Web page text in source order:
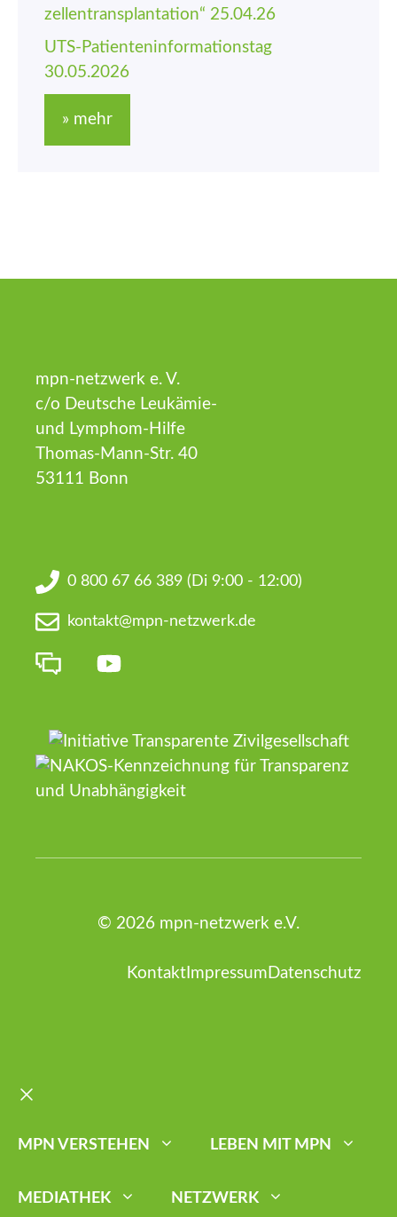
zellen­trans­plantation“ 25.04.26
UTS-Patienten­informations­tag
30.05.2026
» mehr
mpn-netzwerk e. V.
c/o Deutsche Leukämie-
und Lymphom-Hilfe
Thomas-Mann-Str. 40
53111 Bonn
0 800 67 66 389 (Di 9:00 - 12:00)
kontakt@mpn-netzwerk.de
© 2026 mpn-netzwerk e.V.
Kontakt Impressum Datenschutz
MPN VERSTEHEN
LEBEN MIT MPN
MEDIATHEK NETZWERK